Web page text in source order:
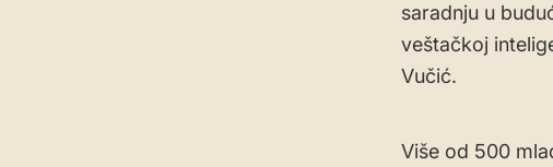
saradnju u
veštačkoj
Vučić.
Više od 500